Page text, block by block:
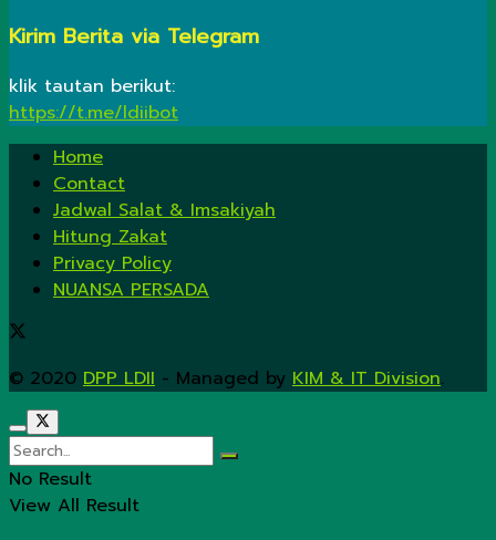
Kirim Berita via Telegram
klik tautan berikut:
https://t.me/ldiibot
Home
Contact
Jadwal Salat & Imsakiyah
Hitung Zakat
Privacy Policy
NUANSA PERSADA
© 2020 DPP LDII - Managed by KIM & IT Division.
No Result
View All Result